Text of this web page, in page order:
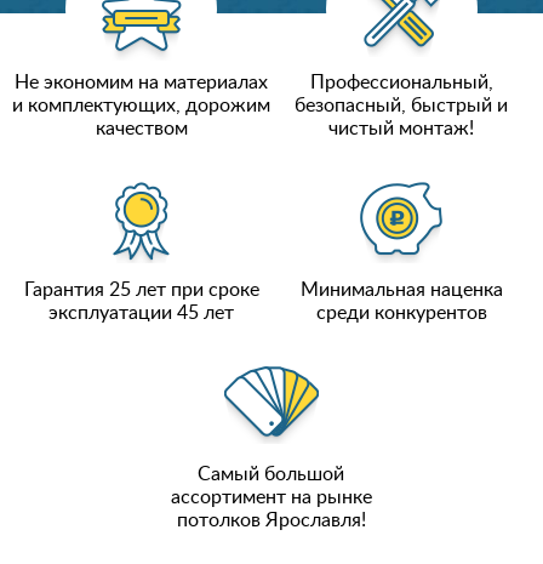
Не экономим на материалах
и комплектующих, дорожим
качеством
Профессиональный,
безопасный, быстрый и
чистый монтаж!
Гарантия 25 лет при сроке
эксплуатации 45 лет
Минимальная наценка
среди конкурентов
Самый большой
ассортимент на рынке
потолков Ярославля!